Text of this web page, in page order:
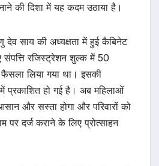
की दिशा में यह कदम उठाया है।
देव साय की अध्यक्षता में हुई कैबिनेट
रजिस्ट्रेशन शुल्क में 50
लिया गया था। इसकी
प्रकाशित हो गई है। अब महिलाओं
और सस्ता होगा और परिवारों को
पर दर्ज कराने के लिए प्रोत्साहन